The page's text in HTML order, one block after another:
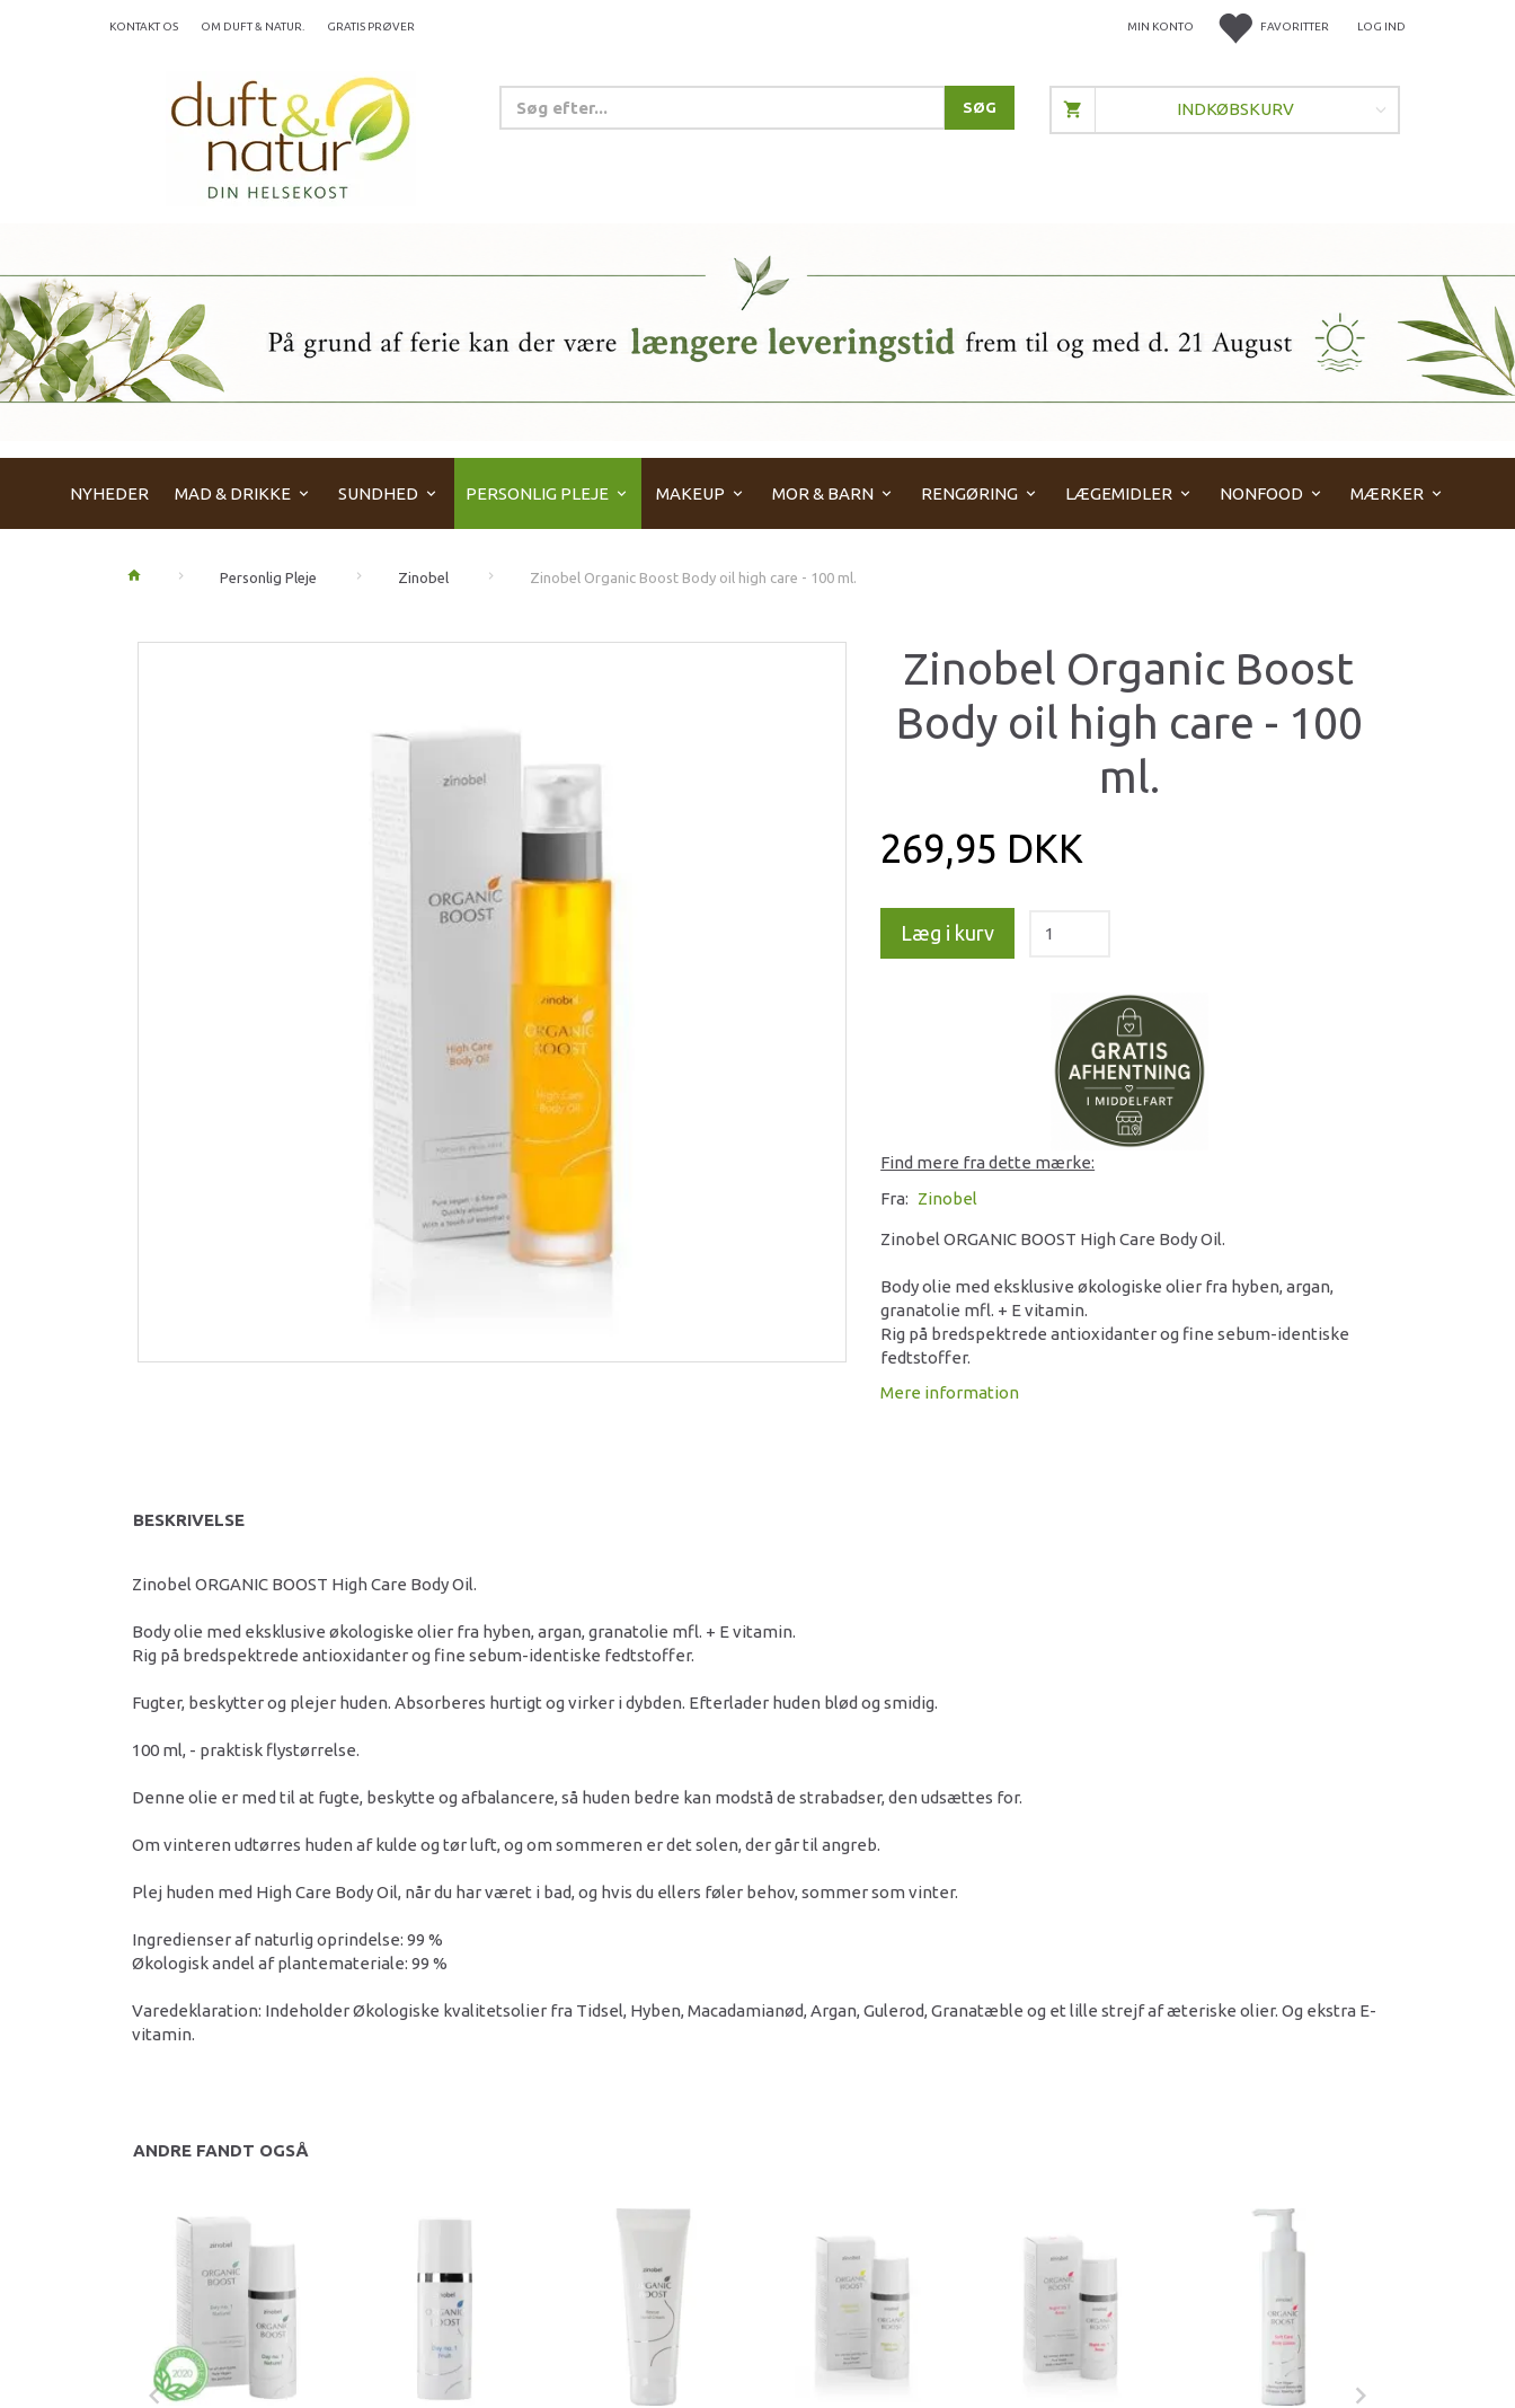
FAVORITTER LOG IND
MIN KONTO
KONTAKT OS OM DUFT & NATUR. GRATIS PRØVER
SØG INDKØBSKURV
NYHEDER MAD & DRIKKE SUNDHED PERSONLIG PLEJE MAKEUP MOR & BARN RENGØRING LÆGEMIDLER NONFOOD MÆRKER
Personlig Pleje Zinobel Zinobel Organic Boost Body oil high care - 100 ml.
Zinobel Organic Boost
Body oil high care - 100
ml.
269,95 DKK
Læg i kurv
Find mere fra dette mærke:
Fra: Zinobel
Zinobel ORGANIC BOOST High Care Body Oil.
Body olie med eksklusive økologiske olier fra hyben, argan,
granatolie mfl. + E vitamin.
Rig på bredspektrede antioxidanter og fine sebum-identiske
fedtstoffer.
Mere information
BESKRIVELSE
Zinobel ORGANIC BOOST High Care Body Oil.
Body olie med eksklusive økologiske olier fra hyben, argan, granatolie mfl. + E vitamin.
Rig på bredspektrede antioxidanter og fine sebum-identiske fedtstoffer.
Fugter, beskytter og plejer huden. Absorberes hurtigt og virker i dybden. Efterlader huden blød og smidig.
100 ml, - praktisk flystørrelse.
Denne olie er med til at fugte, beskytte og afbalancere, så huden bedre kan modstå de strabadser, den udsættes for.
Om vinteren udtørres huden af kulde og tør luft, og om sommeren er det solen, der går til angreb.
Plej huden med High Care Body Oil, når du har været i bad, og hvis du ellers føler behov, sommer som vinter.
Ingredienser af naturlig oprindelse: 99 %
Økologisk andel af plantemateriale: 99 %
Varedeklaration: Indeholder Økologiske kvalitetsolier fra Tidsel, Hyben, Macadamianød, Argan, Gulerod, Granatæble og et lille strejf af æteriske olier. Og ekstra E-
vitamin.
ANDRE FANDT OGSÅ